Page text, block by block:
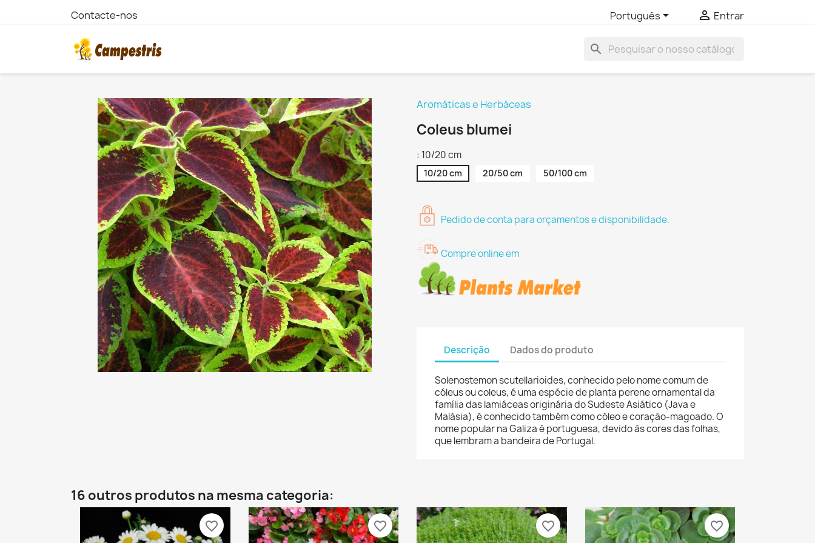
Contacte-nos Português  Entrar
search
Aromáticas e Herbáceas
Coleus blumei
: 10/20 cm
10/20 cm 20/50 cm 50/100 cm
Pedido de conta para orçamentos e disponibilidade.
Compre online em
Descrição Dados do produto
Solenostemon scutellarioides, conhecido pelo nome comum de
cóleus ou coleus, é uma espécie de planta perene ornamental da
família das lamiáceas originária do Sudeste Asiático (Java e
Malásia), é conhecido também como cóleo e coração-magoado. O
nome popular na Galiza é portuguesa, devido às cores das folhas,
que lembram a bandeira de Portugal.
16 outros produtos na mesma categoria:
favorite_border favorite_border favorite_border favorite_border